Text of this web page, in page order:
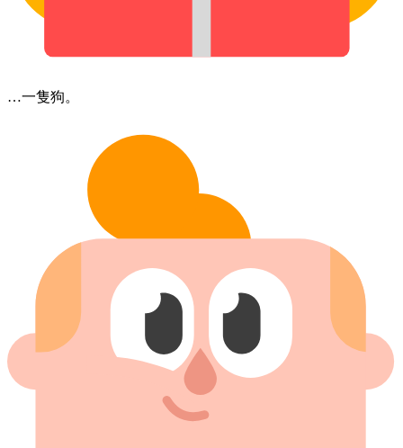
…一隻狗。